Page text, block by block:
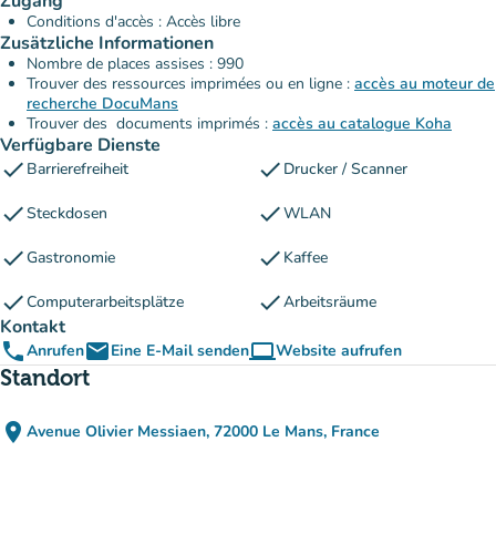
Conditions d'accès : Accès libre
Zusätzliche Informationen
Nombre de places assises : 990
Trouver des ressources imprimées ou en ligne : accès au moteur de
recherche DocuMans
Trouver des documents imprimés : accès au catalogue Koha
Verfügbare Dienste
check Barrierefreiheit check Drucker / Scanner
checkSteckdosen checkWLAN
checkGastronomie check Kaffee
checkComputerarbeitsplätze checkArbeitsräume
Kontakt
phoneAnrufenemailEine E-Mail sendencomputerWebsite aufrufen
(new tab)
Standort
place Avenue Olivier Messiaen, 72000 Le Mans, France
(in Google Maps öffnen)
(new tab)